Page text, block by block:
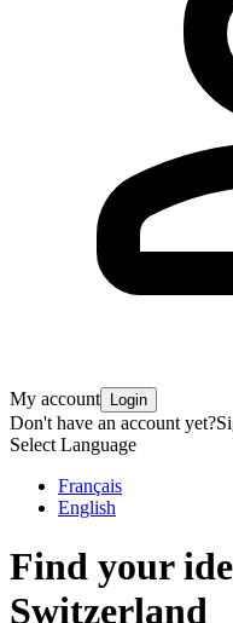
My account Login
Don't have an account yet?
Select Language
Français
English
Find your
Switzerland